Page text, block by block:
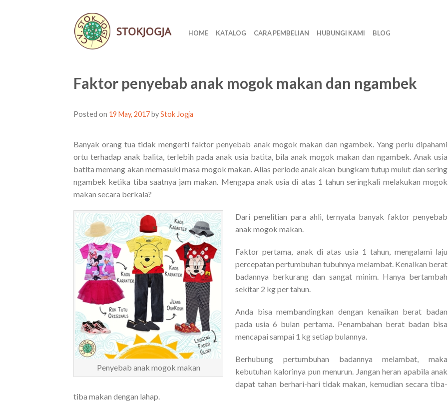
HOME KATALOG CARA PEMBELIAN HUBUNGI KAMI BLOG
Faktor penyebab anak mogok makan dan ngambek
Posted on 19 May, 2017byStok Jogja
Banyak orang tua tidak mengerti faktor penyebab anak mogok makan dan ngambek. Yang perlu dipahami
ortu terhadap anak balita, terlebih pada anak usia batita, bila anak mogok makan dan ngambek. Anak usia
batita memang akan memasuki masa mogok makan. Alias periode anak akan bungkam tutup mulut dan sering
ngambek ketika tiba saatnya jam makan. Mengapa anak usia di atas 1 tahun seringkali melakukan mogok
makan secara berkala?
Penyebab anak mogok makan
Dari penelitian para ahli, ternyata banyak faktor penyebab
anak mogok makan.
Faktor pertama, anak di atas usia 1 tahun, mengalami laju
percepatan pertumbuhan tubuhnya melambat. Kenaikan berat
badannya berkurang dan sangat minim. Hanya bertambah
sekitar 2 kg per tahun.
Anda bisa membandingkan dengan kenaikan berat badan
pada usia 6 bulan pertama. Penambahan berat badan bisa
mencapai sampai 1 kg setiap bulannya.
Berhubung pertumbuhan badannya melambat, maka
kebutuhan kalorinya pun menurun. Jangan heran apabila anak
dapat tahan berhari-hari tidak makan, kemudian secara tiba-
tiba makan dengan lahap.